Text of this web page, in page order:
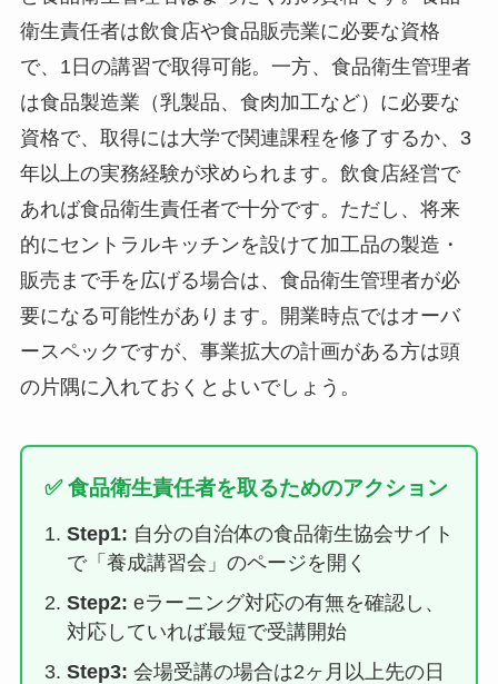
衛生責任者は飲食店や食品販売業に必要な資格
で、1日の講習で取得可能。一方、食品衛生管理者
は食品製造業（乳製品、食肉加工など）に必要な
資格で、取得には大学で関連課程を修了するか、3
年以上の実務経験が求められます。飲食店経営で
あれば食品衛生責任者で十分です。ただし、将来
的にセントラルキッチンを設けて加工品の製造・
販売まで手を広げる場合は、食品衛生管理者が必
要になる可能性があります。開業時点ではオーバ
ースペックですが、事業拡大の計画がある方は頭
の片隅に入れておくとよいでしょう。
✅ 食品衛生責任者を取るためのアクション
Step1: 自分の自治体の食品衛生協会サイト
で「養成講習会」のページを開く
Step2: eラーニング対応の有無を確認し、
対応していれば最短で受講開始
Step3: 会場受講の場合は2ヶ月以上先の日